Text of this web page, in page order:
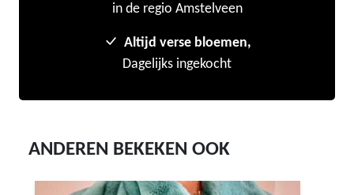
in de regio Amstelveen
Altijd verse bloemen,
Dagelijks ingekocht
ANDEREN BEKEKEN OOK